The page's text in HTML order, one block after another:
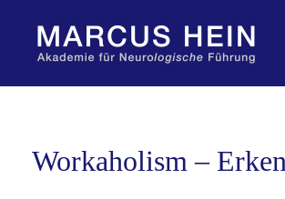
springen
Workaholism –